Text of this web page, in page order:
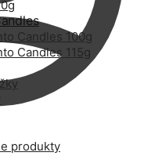
Candles 100g
Candles 115g
produkty